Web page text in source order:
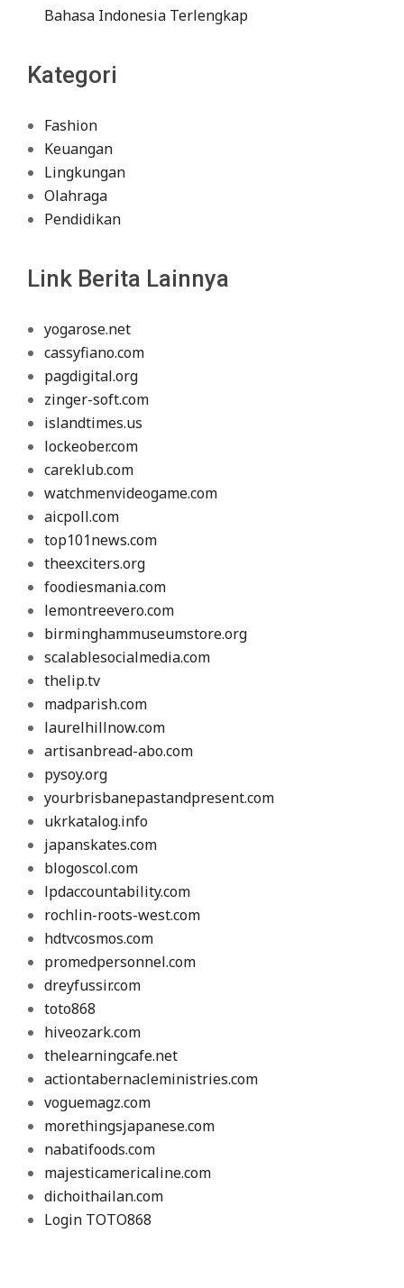
Bahasa Indonesia Terlengkap
Kategori
Fashion
Keuangan
Lingkungan
Olahraga
Pendidikan
Link Berita Lainnya
yogarose.net
cassyfiano.com
pagdigital.org
zinger-soft.com
islandtimes.us
lockeober.com
careklub.com
watchmenvideogame.com
aicpoll.com
top101news.com
theexciters.org
foodiesmania.com
lemontreevero.com
birminghammuseumstore.org
scalablesocialmedia.com
thelip.tv
madparish.com
laurelhillnow.com
artisanbread-abo.com
pysoy.org
yourbrisbanepastandpresent.com
ukrkatalog.info
japanskates.com
blogoscol.com
lpdaccountability.com
rochlin-roots-west.com
hdtvcosmos.com
promedpersonnel.com
dreyfussir.com
toto868
hiveozark.com
thelearningcafe.net
actiontabernacleministries.com
voguemagz.com
morethingsjapanese.com
nabatifoods.com
majesticamericaline.com
dichoithailan.com
Login TOTO868